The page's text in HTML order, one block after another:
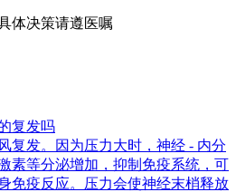
体决策请遵医嘱
复发吗
复发。因为压力大时，神经 - 内分
素等分泌增加，抑制免疫系统，可
免疫反应。压力会使神经末梢释放